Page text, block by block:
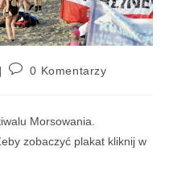
0 Komentarzy
Morsowania.
zobaczyć plakat kliknij w